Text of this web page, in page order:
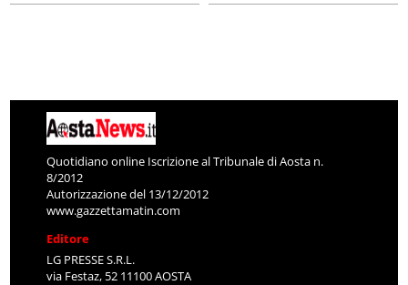
Quotidiano online Iscrizione al Tribunale di Aosta n.
8/2012
Autorizzazione del 13/12/2012
www.gazzettamatin.com
Editore
LG PRESSE S.R.L.
via Festaz, 52 11100 AOSTA